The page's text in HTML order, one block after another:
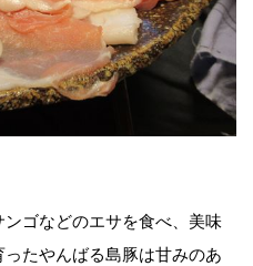
ンゴなどのエサを食べ、美味
たやんばる島豚は甘みのあ